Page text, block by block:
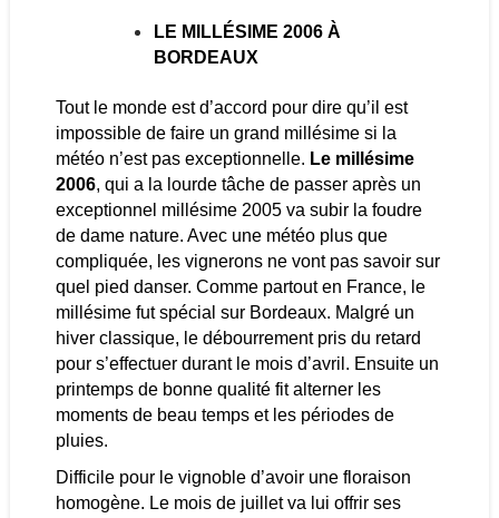
LE MILLÉSIME 2006 À
BORDEAUX
Tout le monde est d’accord pour dire qu’il est
impossible de faire un grand millésime si la
météo n’est pas exceptionnelle. Le millésime
2006, qui a la lourde tâche de passer après un
exceptionnel millésime 2005 va subir la foudre
de dame nature. Avec une météo plus que
compliquée, les vignerons ne vont pas savoir sur
quel pied danser. Comme partout en France, le
millésime fut spécial sur Bordeaux. Malgré un
hiver classique, le débourrement pris du retard
pour s’effectuer durant le mois d’avril. Ensuite un
printemps de bonne qualité fit alterner les
moments de beau temps et les périodes de
pluies.
Difficile pour le vignoble d’avoir une floraison
homogène. Le mois de juillet va lui offrir ses